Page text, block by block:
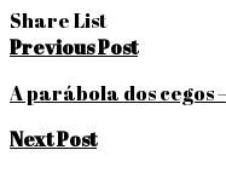
Share List
Navegação
de
Post
Previous Post
A parábola dos cegos
Next Post